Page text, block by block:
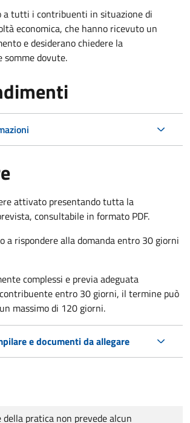
a tutti i contribuenti in situazione di
economica, che hanno ricevuto un
e desiderano chiedere la
somme dovute.
attivato presentando tutta la
consultabile in formato PDF.
a rispondere alla domanda entro 30 giorni
complessi e previa adeguata
entro 30 giorni, il termine può
massimo di 120 giorni.
e documenti da allegare
della pratica non prevede alcun